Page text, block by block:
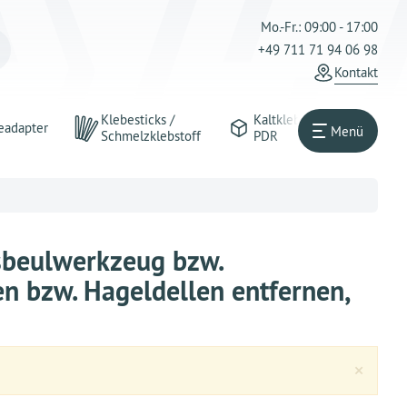
Mo.-Fr.: 09:00 - 17:00
+49 711 71 94 06 98
Kontakt
Klebesticks /
Schmelzklebstoff
Kaltkleber
PDR
Menü
bzw.
bzw. Hageldellen entfernen,
×